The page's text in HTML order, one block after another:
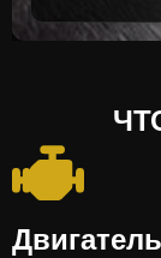
Двигатель